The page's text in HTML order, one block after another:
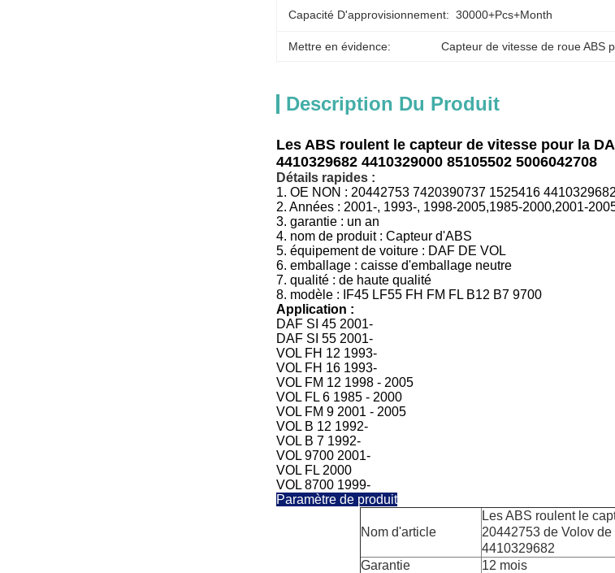
Capacité D'approvisionnement: 30000+Pcs+Month
Mettre en évidence: Capteur de vitesse de roue ABS
Description Du Produit
Les ABS roulent le capteur de vitesse pour la
4410329682 4410329000 85105502 5006042708
Détails rapides :
1. OE NON : 20442753 7420390737 1525416
2. Années : 2001-, 1993-, 1998-2005,1985-2000,2001-
3. garantie : un an
4. nom de produit : Capteur d'ABS
5. équipement de voiture : DAF DE VOL
6. emballage : caisse d'emballage neutre
7. qualité : de haute qualité
8. modèle :
IF45 LF55 FH FM FL B12 B7 9700
Application :
DAF SI 45 2001-
DAF SI 55 2001-
VOL FH 12 1993-
VOL FH 16 1993-
VOL FM 12 1998 - 2005
VOL FL 6 1985 - 2000
VOL FM 9 2001 - 2005
VOL B 12 1992-
VOL B 7 1992-
VOL 9700 2001-
VOL FL 2000
VOL 8700 1999-
Paramètre de produit
Nom d'article
Les ABS roulent le
20442753 de Volov
4410329682
Garantie
12 mois